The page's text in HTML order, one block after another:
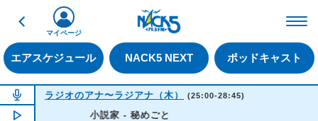
戻る
エアスケジュール NACK5 NEXT ポッドキャスト
マイページ
NOW ON AIR
ラジオのアナ〜ラジアナ（木） (25:00-28:45)
NOW PLAYING01:37
小説家 - 秘めごと